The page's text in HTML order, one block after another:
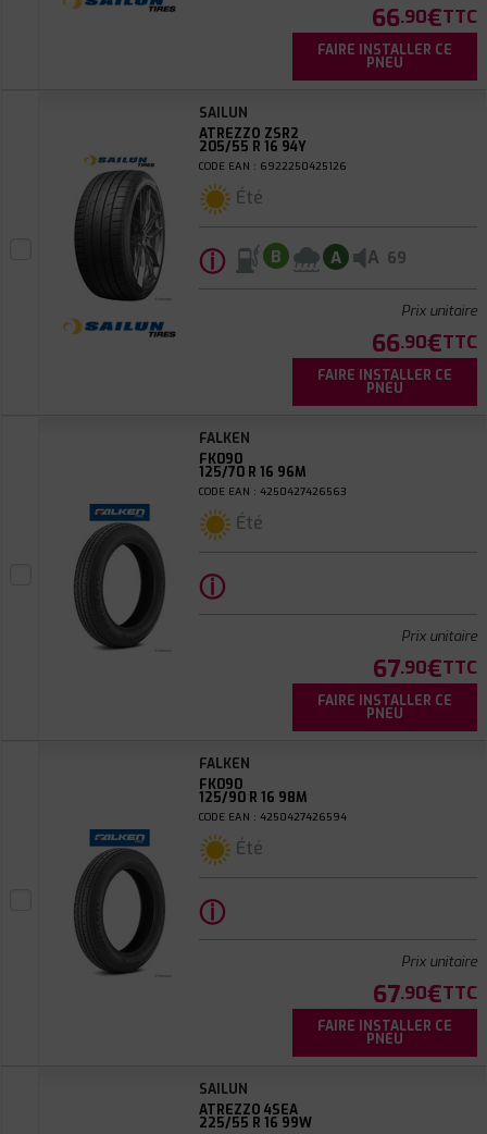
66.90€TTC
FAIRE INSTALLER CE
PNEU
SAILUN
ATREZZO ZSR2
205/55 R 16 94Y
CODE EAN : 6922250425126
Été
ⓘ B A A 69
Prix unitaire
66.90€TTC
FAIRE INSTALLER CE
PNEU
FALKEN
FK090
125/70 R 16 96M
CODE EAN : 4250427426563
Été
ⓘ
Prix unitaire
67.90€TTC
FAIRE INSTALLER CE
PNEU
FALKEN
FK090
125/90 R 16 98M
CODE EAN : 4250427426594
Été
ⓘ
Prix unitaire
67.90€TTC
FAIRE INSTALLER CE
PNEU
SAILUN
ATREZZO 4SEA
225/55 R 16 99W